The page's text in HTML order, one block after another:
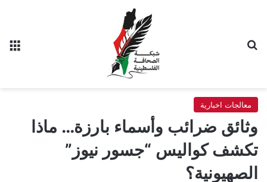
معالجات اخبارية
وثائق ضرائب وأسماء بارزة… ماذا
تكشف كواليس “جسور نيوز”
الصهيونية؟